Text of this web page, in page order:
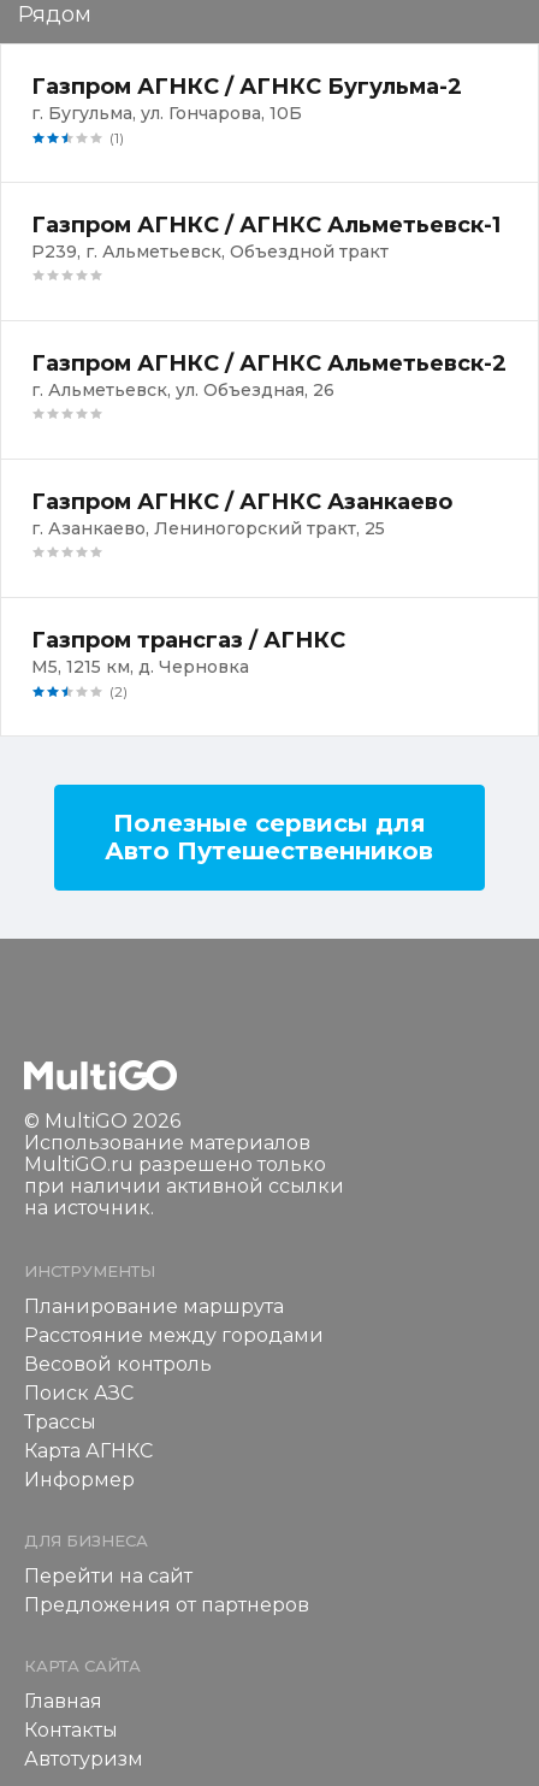
Рядом
Газпром АГНКС / АГНКС Бугульма-2
г. Бугульма, ул. Гончарова, 10Б
(1)
Газпром АГНКС / АГНКС Альметьевск-1
Р239, г. Альметьевск, Объездной тракт
Газпром АГНКС / АГНКС Альметьевск-2
г. Альметьевск, ул. Объездная, 26
Газпром АГНКС / АГНКС Азанкаево
г. Азанкаево, Лениногорский тракт, 25
Газпром трансгаз / АГНКС
М5, 1215 км, д. Черновка
(2)
Полезные сервисы для
Авто Путешественников
© MultiGO 2026
Использование материалов
MultiGO.ru разрешено только
при наличии активной ссылки
на источник.
ИНСТРУМЕНТЫ
Планирование маршрута
Расстояние между городами
Весовой контроль
Поиск АЗС
Трассы
Карта АГНКС
Информер
ДЛЯ БИЗНЕСА
Перейти на сайт
Предложения от партнеров
КАРТА САЙТА
Главная
Контакты
Автотуризм